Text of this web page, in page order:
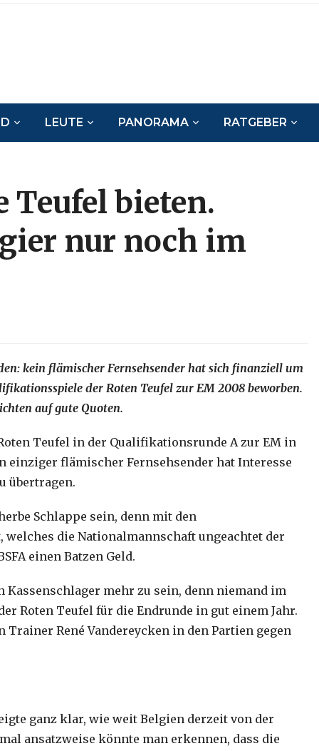
LEUTE PANORAMA RATGEBER
bieten.
nur noch im
kein flämischer Fernsehsender hat sich finanziell um
der Roten Teufel zur EM 2008 beworben.
auf gute Quoten.
Teufel in der Qualifikationsrunde A zur EM in
einziger flämischer Fernsehsender hat Interesse
übertragen.
Schlappe sein, denn mit den
die Nationalmannschaft ungeachtet der
einen Batzen Geld.
mehr zu sein, denn niemand im
Roten Teufel für die Endrunde in gut einem Jahr.
René Vandereycken in den Partien gegen
ganz klar, wie weit Belgien derzeit von der
ansatzweise könnte man erkennen, dass die